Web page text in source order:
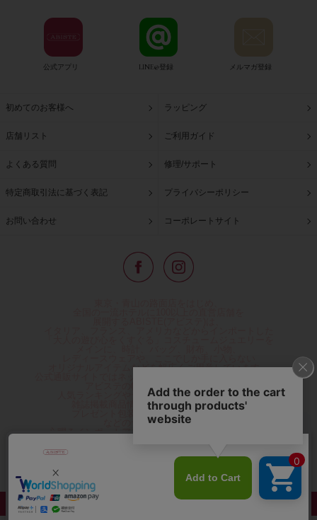
公式アプリ LINE@登録 メルマガ登録
初めてのお客様へ ラッピング
店舗リスト ご利用ガイド
よくある質問 修理/サポート
特定商取引法に基づく表記 プライバシーポリシー
お問い合わせ コーポレートサイト
オリジナルアイテムなどを幅広くご用意しています。
アビステの幅広い商品を取り揃え、
人気ランキングやテレビなどメディア着用商品、
雑誌掲載商品情報を紹介するコンテンツ、
プレゼント包装無料や独自のポイント還元
などのサービスをご提供。
心躍るインポートアクセサリーや時計、小物などで、
夢やときめきを与えられるよう願っています。
◆ギフトラッピング無料/11,000円以上のご注文で送料無料◆
©ABISTE WEB SHOP